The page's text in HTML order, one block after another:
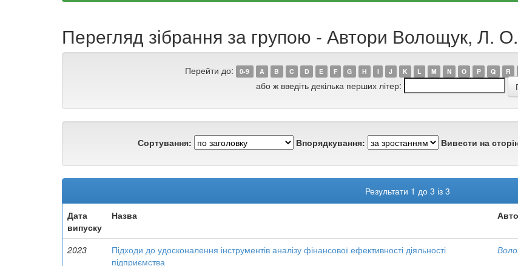
Перегляд зібрання за групою - Автори Волощук, Л. О.
Перейти до: 0-9 A B C D E F G H I J K L M N O P Q R
або ж введіть декілька перших літер:
Сортування: Впорядкування: Вивести на
Результати 1 до 3 із 3
Дата
випуску
Назва
2023
Підходи до удосконалення інструментів аналізу фінансової ефективності діяльності
підприємства